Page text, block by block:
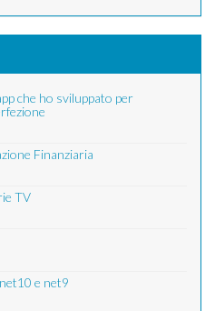
che ho sviluppato per
Finanziaria
TV
e net9